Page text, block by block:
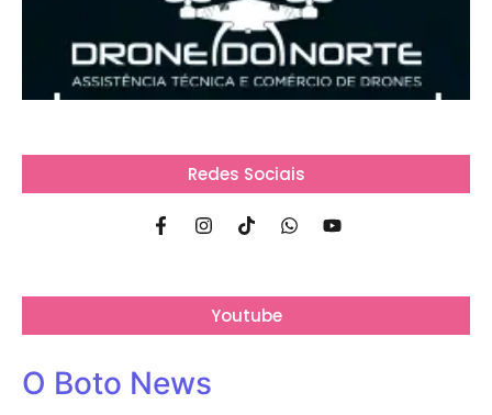
Redes Sociais
Youtube
O Boto News